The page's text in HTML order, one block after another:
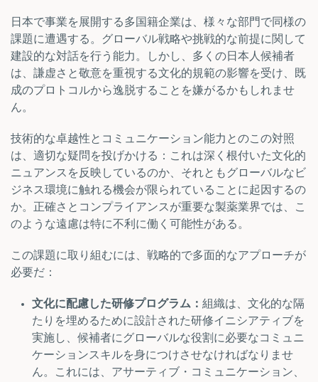
日本で事業を展開する多国籍企業は、様々な部門で同様の
課題に遭遇する。グローバル戦略や挑戦的な前提に関して
建設的な対話を行う能力。しかし、多くの日本人候補者
は、謙虚さと敬意を重視する文化的規範の影響を受け、既
成のプロトコルから逸脱することを嫌がるかもしれませ
ん。
技術的な卓越性とコミュニケーション能力とのこの対照
は、適切な疑問を投げかける：これは深く根付いた文化的
ニュアンスを反映しているのか、それともグローバルなビ
ジネス環境に触れる機会が限られていることに起因するの
か。正確さとコンプライアンスが重要な製薬業界では、こ
のような遠慮は特に不利に働く可能性がある。
この課題に取り組むには、戦略的で多面的なアプローチが
必要だ：
文化に配慮した研修プログラム： 組織は、文化的な隔
たりを埋めるために設計された研修イニシアティブを
実施し、候補者にグローバルな役割に必要なコミュニ
ケーションスキルを身につけさせなければなりませ
ん。これには、アサーティブ・コミュニケーション、